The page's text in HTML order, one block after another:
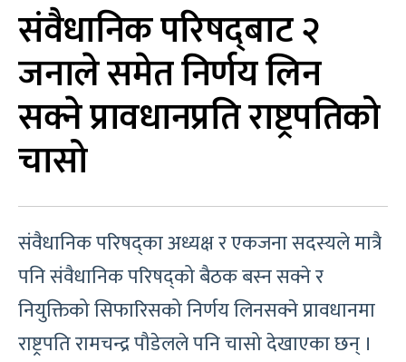
संवैधानिक परिषद्‌बाट २
जनाले समेत निर्णय लिन
सक्ने प्रावधानप्रति राष्ट्रपतिको
चासो
संवैधानिक परिषद्का अध्यक्ष र एकजना सदस्यले मात्रै
पनि संवैधानिक परिषद्को बैठक बस्न सक्ने र
नियुक्तिको सिफारिसको निर्णय लिनसक्ने प्रावधानमा
राष्ट्रपति रामचन्द्र पौडेलले पनि चासो देखाएका छन् ।